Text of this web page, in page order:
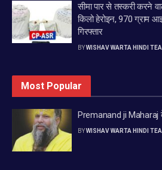
सीमा पार से तस्करी करने
किलो हेरोइन, 970 ग्राम
गिरफ्तार
BYWISHAV WARTA HINDI
Most Popular
Premanand ji Maharaj
BYWISHAV WARTA HINDI